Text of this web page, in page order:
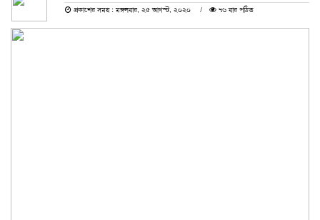
প্রকাশের সময় : মঙ্গলবার, ২৫ আগস্ট, ২০২০
৭৬ বার পঠিত